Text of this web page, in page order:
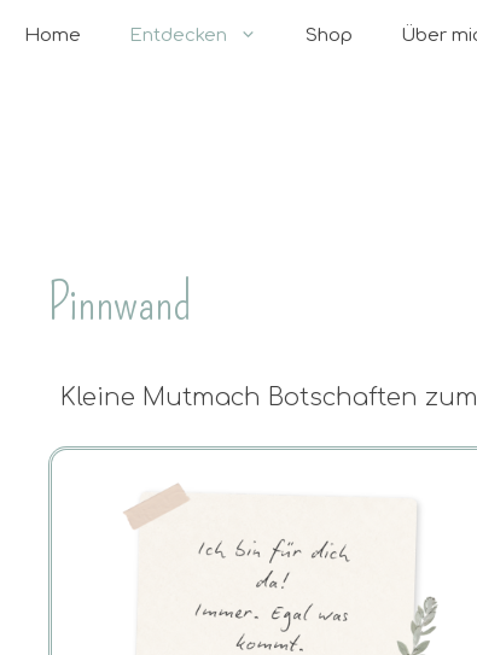
Home Entdecken Shop Über
Pinnwand
Kleine Mutmach Botschaften